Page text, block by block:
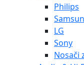
Philips
LG
Sony
Nosači